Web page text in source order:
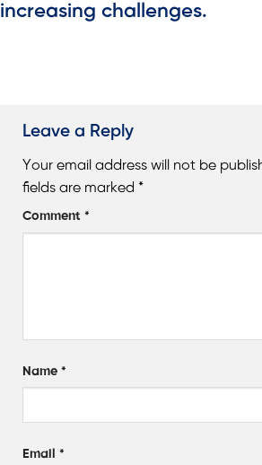
increasing challenges.
Leave a Reply
Your email address will not be
fields are marked *
Comment *
Name *
Email *